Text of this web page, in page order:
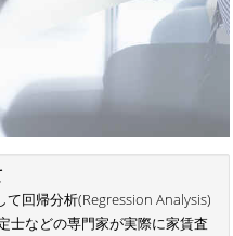
回帰分析(Regression Analysis)
士などの専門家が実際に家賃査